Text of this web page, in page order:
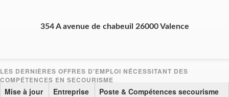
354 A avenue de chabeuil 26000 Valence
Mise à jour Entreprise Poste & Compétences secourisme